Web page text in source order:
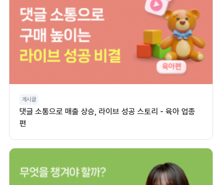
게시글
댓글 소통으로 매출 상승, 라이브 성공 스토리 - 육아 업종
편